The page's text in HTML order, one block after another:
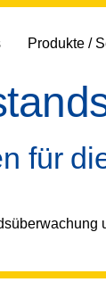
Produkte /
für